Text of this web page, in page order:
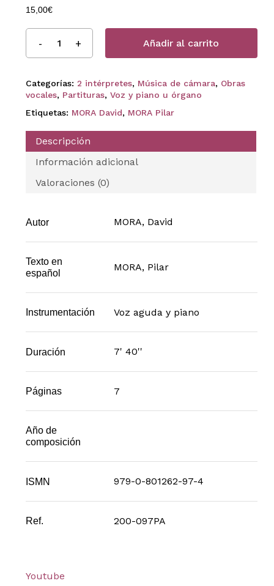
15,00€
Añadir al carrito
Categorías: 2 intérpretes, Música de cámara, Obras
vocales, Partituras, Voz y piano u órgano
Etiquetas: MORA David, MORA Pilar
Descripción
Información adicional
Valoraciones (0)
Autor MORA, David
Texto en
español
MORA, Pilar
Instrumentación Voz aguda y piano
Duración 7' 40''
Páginas 7
Año de
composición
ISMN 979-0-801262-97-4
Ref. 200-097PA
Youtube